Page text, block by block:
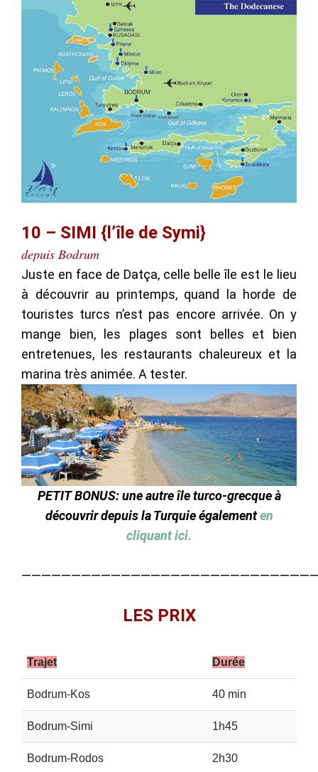
10 – SIMI {l’île de Symi}
depuis Bodrum
Juste en face de Datça, celle belle île est le lieu
à découvrir au printemps, quand la horde de
touristes turcs n’est pas encore arrivée. On y
mange bien, les plages sont belles et bien
entretenues, les restaurants chaleureux et la
marina très animée. A tester.
PETITBONUS: une autre île turco-grecque à
découvrir depuis la Turquie égalementen
cliquant ici.
LES PRIX
Trajet Durée
Bodrum-Kos 40 min
Bodrum-Simi 1h45
Bodrum-Rodos 2h30